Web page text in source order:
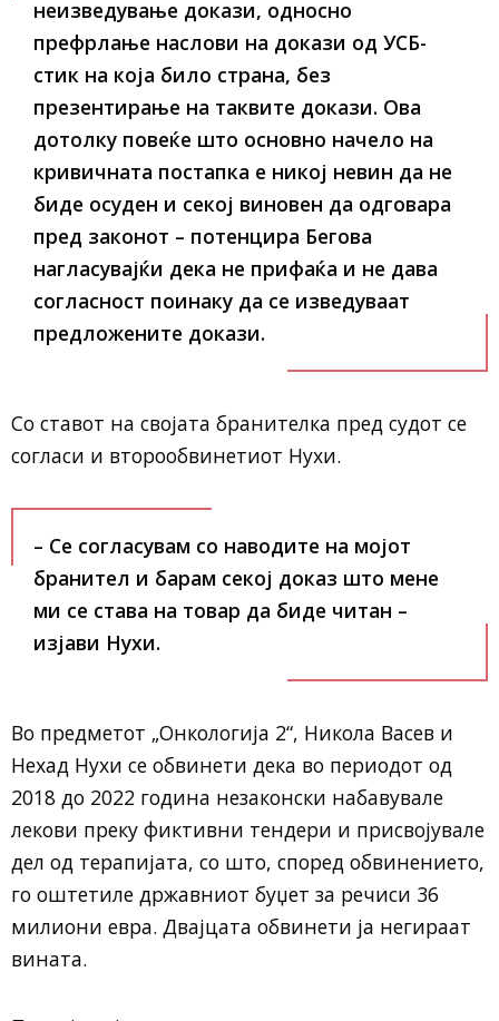
неизведување докази, односно
префрлање наслови на докази од УСБ-
стик на која било страна, без
презентирање на таквите докази. Ова
дотолку повеќе што основно начело на
кривичната постапка е никој невин да не
биде осуден и секој виновен да одговара
пред законот – потенцира Бегова
нагласувајќи дека не прифаќа и не дава
согласност поинаку да се изведуваат
предложените докази.
Со ставот на својата бранителка пред судот се
согласи и второобвинетиот Нухи.
– Се согласувам со наводите на мојот
бранител и барам секој доказ што мене
ми се става на товар да биде читан –
изјави Нухи.
Во предметот „Онкологија 2“, Никола Васев и
Нехад Нухи се обвинети дека во периодот од
2018 до 2022 година незаконски набавувале
лекови преку фиктивни тендери и присвојувале
дел од терапијата, со што, според обвинението,
го оштетиле државниот буџет за речиси 36
милиони евра. Двајцата обвинети ја негираат
вината.